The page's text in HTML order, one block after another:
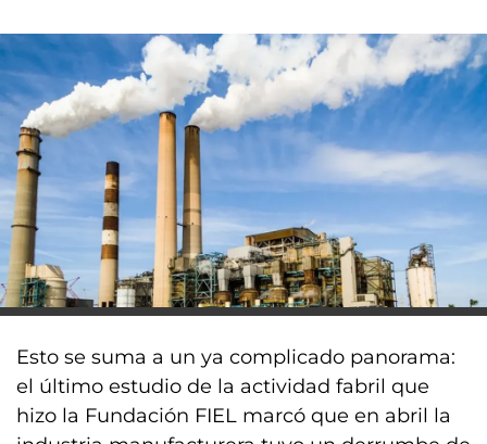
Esto se suma a un ya complicado panorama:
el último estudio de la actividad fabril que
hizo la Fundación FIEL marcó que en abril la